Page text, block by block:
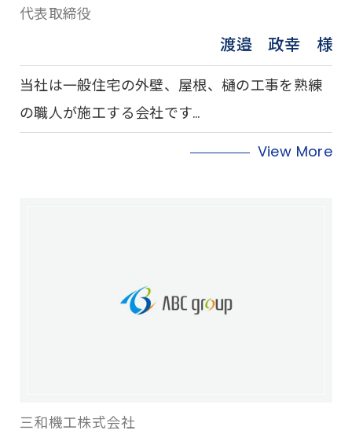
代表取締役
渡邉 政幸 様
当社は一般住宅の外壁、屋根、樋の工事を熟練
の職人が施工する会社です…
View More
三和機工株式会社